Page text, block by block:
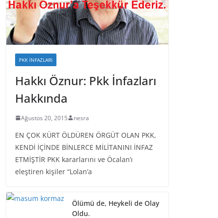
PKK İNFAZLARI
Hakkı Öznur: Pkk İnfazları
Hakkında
Ağustos 20, 2015 nesra
EN ÇOK KÜRT ÖLDÜREN ÖRGÜT OLAN PKK,
KENDİ İÇİNDE BİNLERCE MİLİTANINI İNFAZ
ETMİŞTİR PKK kararlarını ve Öcalan’ı
eleştiren kişiler “Lolan’a
Ölümü de, Heykeli de Olay
Oldu.